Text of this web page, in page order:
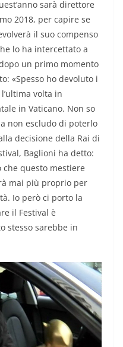
sarà direttore
2018, per capire se
il suo compenso
lo ha intercettato a
un primo momento
«Spesso ho devoluto i
volta in
in Vaticano. Non so
non escludo di poterlo
decisione della Rai di
Baglioni ha detto:
che questo mestiere
mai più proprio per
Io però ci porto la
il Festival è
stesso sarebbe in